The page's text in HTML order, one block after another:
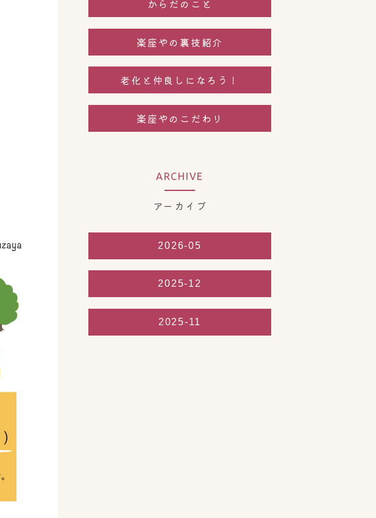
からだのこと
楽座やの裏技紹介
老化と仲良しになろう！
楽座やのこだわり
ARCHIVE
アーカイブ
2026-05
2025-12
2025-11